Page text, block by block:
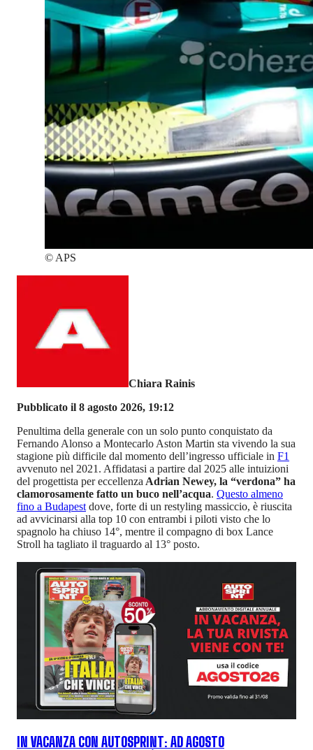
© APS
Chiara Rainis
Pubblicato il 8 agosto 2026, 19:12
Penultima della generale con un solo punto conquistato da
Fernando Alonso a Montecarlo Aston Martin sta vivendo la sua
stagione più difficile dal momento dell’ingresso ufficiale in F1
avvenuto nel 2021. Affidatasi a partire dal 2025 alle intuizioni
del progettista per eccellenza Adrian Newey, la “verdona” ha
clamorosamente fatto un buco nell’acqua. Questo almeno
fino a Budapest dove, forte di un restyling massiccio, è riuscita
ad avvicinarsi alla top 10 con entrambi i piloti visto che lo
spagnolo ha chiuso 14°, mentre il compagno di box Lance
Stroll ha tagliato il traguardo al 13° posto.
IN VACANZA CON AUTOSPRINT: AD AGOSTO